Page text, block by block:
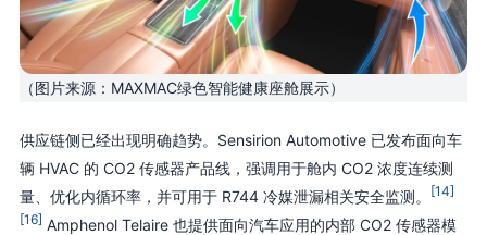
（图片来源：MAXMAC绿色智能健康座舱展示）
供应链侧已经出现明确趋势。Sensirion Automotive 已发布面向车
辆 HVAC 的 CO2 传感器产品线，强调用于舱内 CO2 浓度连续测
量、优化内循环率，并可用于 R744 冷媒泄漏相关安全监测。
[14]
[16] Amphenol Telaire 也提供面向汽车应用的内部 CO2 传感器模